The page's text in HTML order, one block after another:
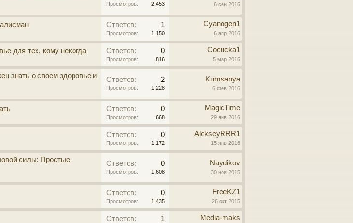
Просмотров: 2.453 6 сен 2016
Ответов: 1
Просмотров: 1.150
Cyanogen1
6 апр 2016
для тех, кому некогда Ответов: 0
Просмотров: 816
Cocucka1
5 мар 2016
знать о своем здоровье и
Ответов: 2
Просмотров: 1.228
Kumsanya
6 фев 2016
Ответов: 0
Просмотров: 668
MagicTime
29 янв 2016
Ответов: 0
Просмотров: 1.172
AlekseyRRR1
15 янв 2016
силы: Простые
Ответов: 0
Просмотров: 1.608
Naydikov
30 ноя 2015
Ответов: 0
Просмотров: 1.435
FreeKZ1
26 окт 2015
Ответов: 1 Media-maks